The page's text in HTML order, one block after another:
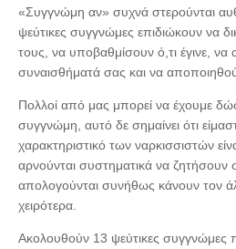
«Συγγνώμη αν» συχνά στερούνται
ψεύτικες συγγνώμες επιδιώκουν να
τους, να υποβαθμίσουν ό,τι έγινε,
συναισθήματά σας και να
Πολλοί από μας μπορεί να έχουμε
συγγνώμη, αυτό δε σημαίνει ότι
χαρακτηριστικό των ναρκισσιστών
αρνούνται συστηματικά να ζητήσουν
απολογούνται συνήθως κάνουν τον
χειρότερα.
Ακολουθούν 13 ψεύτικες συγγνώμες